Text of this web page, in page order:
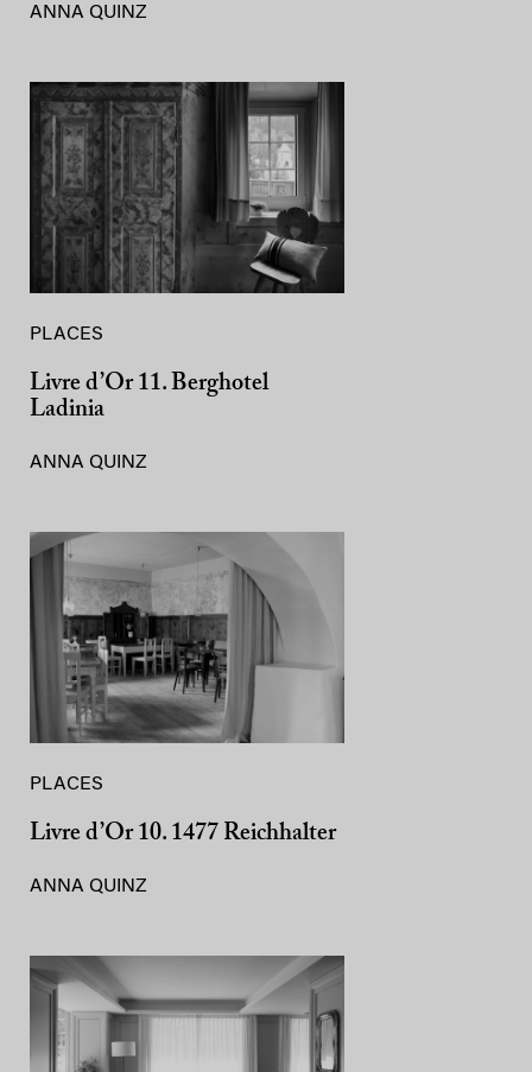
ANNA QUINZ
PLACES
Livre d’Or 11. Berghotel
Ladinia
ANNA QUINZ
PLACES
Livre d’Or 10. 1477 Reichhalter
ANNA QUINZ